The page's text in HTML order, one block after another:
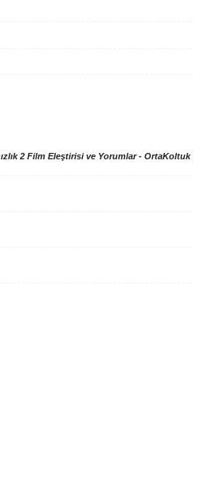
2 Film Eleştirisi ve Yorumlar - OrtaKoltuk